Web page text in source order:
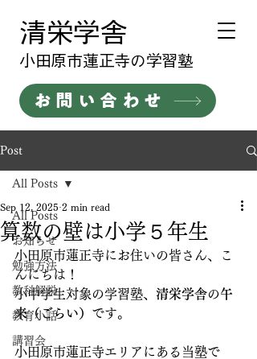
清栄学舎
​小田原市蓮正寺の学習塾
お問い合わせ
Post
All Posts
お知らせ
勉強方法
教科解説
教育小話
講習会
All Posts
算数の壁は小学５年生
Sep 12, 2025 2 min read
小田原市蓮正寺にお住いの皆さん、こ
んにちは！
小中学生対象の学習塾、 清栄学舎の午
来（ごらい） です。
小田原市蓮正寺エリアにある当塾で